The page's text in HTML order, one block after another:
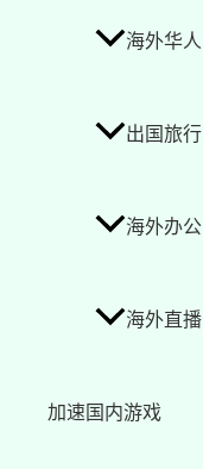
海外华人
出国旅行
海外办公
海外直播
加速国内游戏